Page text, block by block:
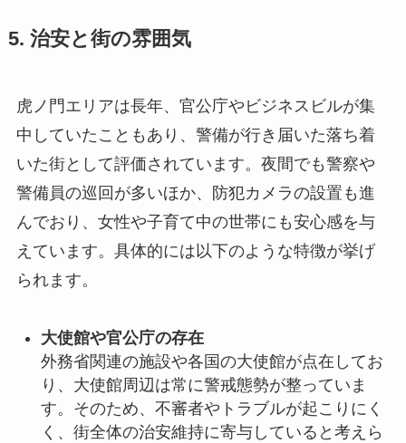
5. 治安と街の雰囲気
虎ノ門エリアは長年、官公庁やビジネスビルが集
中していたこともあり、警備が行き届いた落ち着
いた街として評価されています。夜間でも警察や
警備員の巡回が多いほか、防犯カメラの設置も進
んでおり、女性や子育て中の世帯にも安心感を与
えています。具体的には以下のような特徴が挙げ
られます。
大使館や官公庁の存在
外務省関連の施設や各国の大使館が点在してお
り、大使館周辺は常に警戒態勢が整っていま
す。そのため、不審者やトラブルが起こりにく
く、街全体の治安維持に寄与していると考えら